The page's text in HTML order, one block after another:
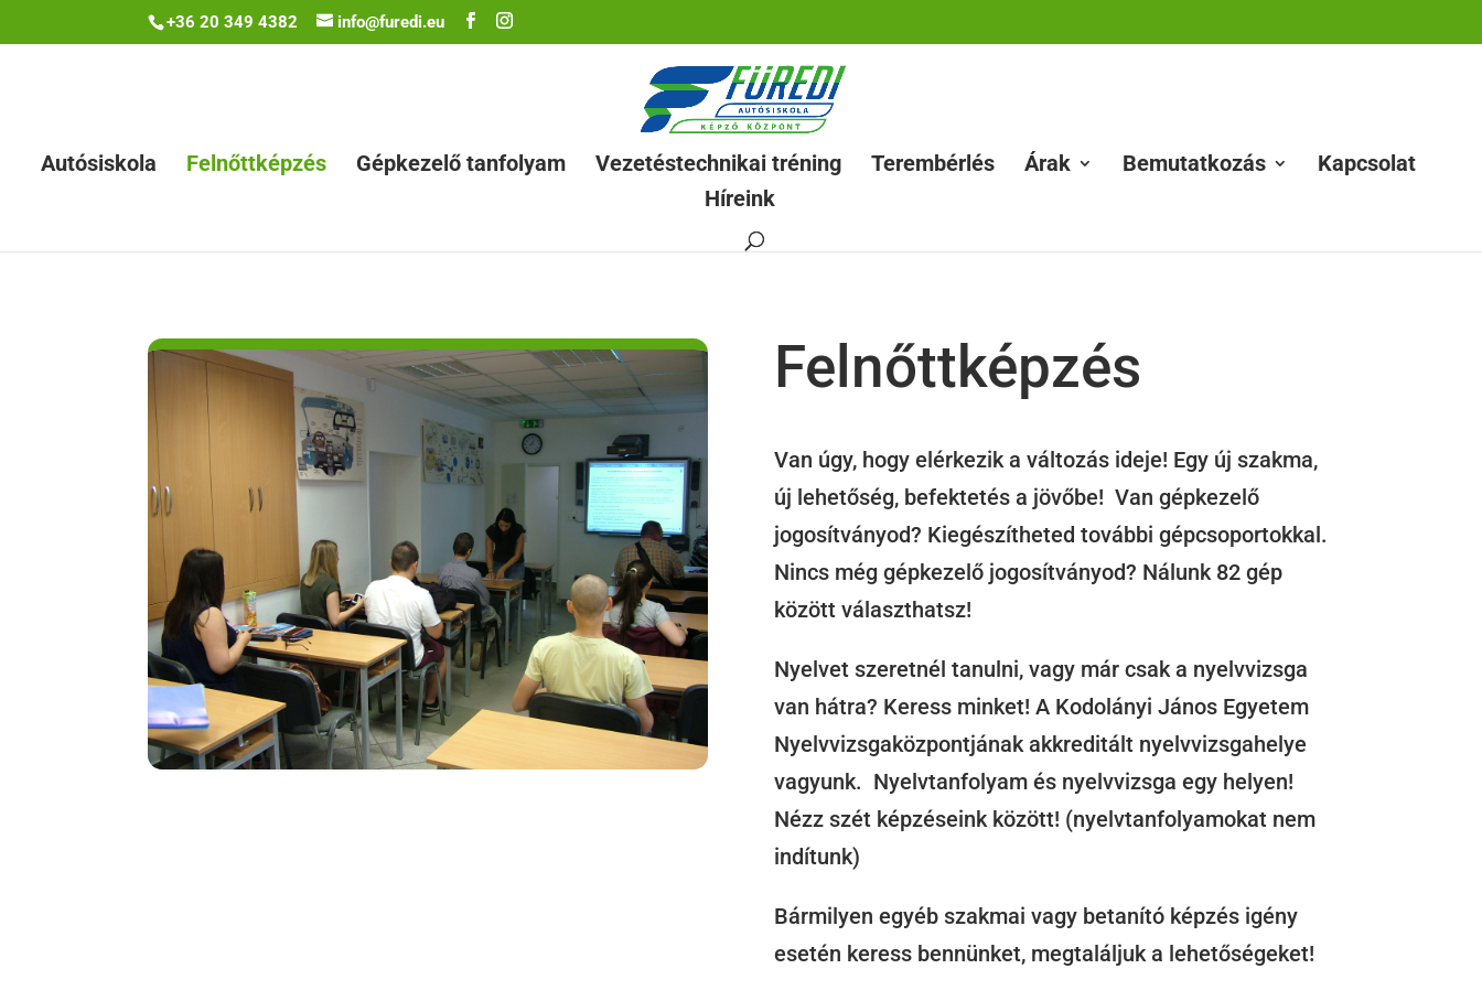
+36 20 349 4382 info@furedi.eu
Autósiskola Felnőttképzés Gépkezelő tanfolyam Vezetéstechnikai tréning Terembérlés Árak Bemutatkozás
Kapcsolat
Híreink
Felnőttképzés
Van úgy, hogy elérkezik a változás ideje! Egy új szakma,
új lehetőség, befektetés a jövőbe! Van gépkezelő
jogosítványod? Kiegészítheted további gépcsoportokkal.
Nincs még gépkezelő jogosítványod? Nálunk 82 gép
között választhatsz!
Nyelvet szeretnél tanulni, vagy már csak a nyelvvizsga
van hátra? Keress minket! A Kodolányi János Egyetem
Nyelvvizsgaközpontjának akkreditált nyelvvizsgahelye
vagyunk. Nyelvtanfolyam és nyelvvizsga egy helyen!
Nézz szét képzéseink között! (nyelvtanfolyamokat nem
indítunk)
Bármilyen egyéb szakmai vagy betanító képzés igény
esetén keress bennünket, megtaláljuk a lehetőségeket!